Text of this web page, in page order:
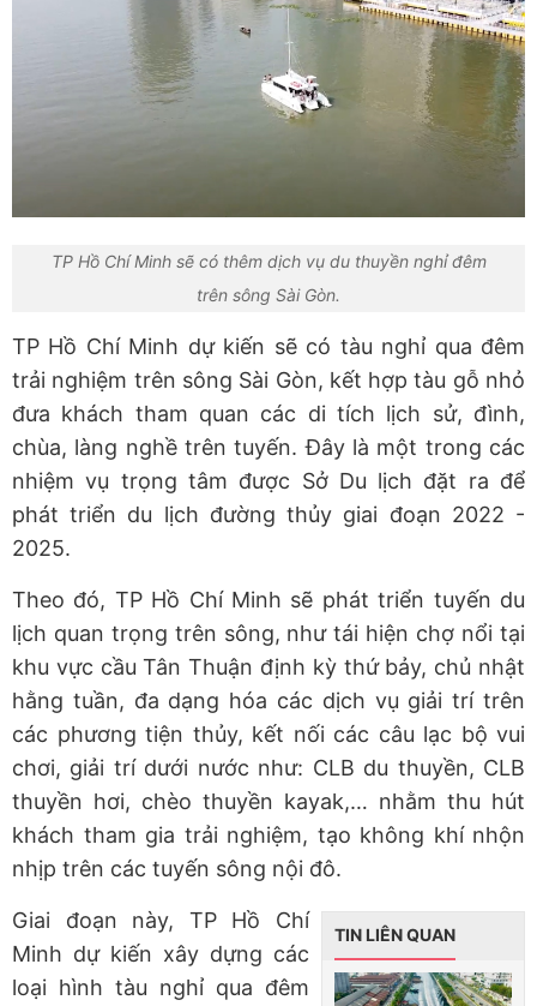
TP Hồ Chí Minh sẽ có thêm dịch vụ du thuyền nghỉ đêm
trên sông Sài Gòn.
TP Hồ Chí Minh dự kiến sẽ có tàu nghỉ qua đêm
trải nghiệm trên sông Sài Gòn, kết hợp tàu gỗ nhỏ
đưa khách tham quan các di tích lịch sử, đình,
chùa, làng nghề trên tuyến. Đây là một trong các
nhiệm vụ trọng tâm được Sở Du lịch đặt ra để
phát triển du lịch đường thủy giai đoạn 2022 -
2025.
Theo đó, TP Hồ Chí Minh sẽ phát triển tuyến du
lịch quan trọng trên sông, như tái hiện chợ nổi tại
khu vực cầu Tân Thuận định kỳ thứ bảy, chủ nhật
hằng tuần, đa dạng hóa các dịch vụ giải trí trên
các phương tiện thủy, kết nối các câu lạc bộ vui
chơi, giải trí dưới nước như: CLB du thuyền, CLB
thuyền hơi, chèo thuyền kayak,… nhằm thu hút
khách tham gia trải nghiệm, tạo không khí nhộn
nhịp trên các tuyến sông nội đô.
TIN LIÊN QUAN
Giai đoạn này, TP Hồ Chí
Minh dự kiến xây dựng các
loại hình tàu nghỉ qua đêm